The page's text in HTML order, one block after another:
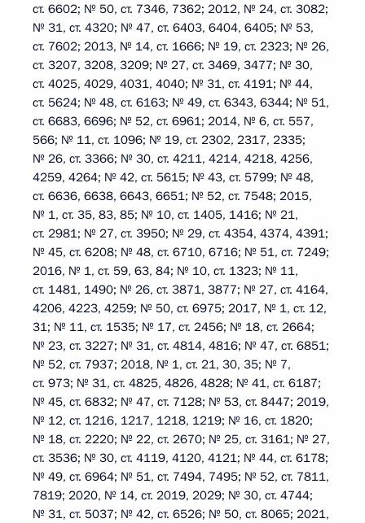
ст. 6602; № 50, ст. 7346, 7362; 2012, № 24, ст. 3082;
№ 31, ст. 4320; № 47, ст. 6403, 6404, 6405; № 53,
ст. 7602; 2013, № 14, ст. 1666; № 19, ст. 2323; № 26,
ст. 3207, 3208, 3209; № 27, ст. 3469, 3477; № 30,
ст. 4025, 4029, 4031, 4040; № 31, ст. 4191; № 44,
ст. 5624; № 48, ст. 6163; № 49, ст. 6343, 6344; № 51,
ст. 6683, 6696; № 52, ст. 6961; 2014, № 6, ст. 557,
566; № 11, ст. 1096; № 19, ст. 2302, 2317, 2335;
№ 26, ст. 3366; № 30, ст. 4211, 4214, 4218, 4256,
4259, 4264; № 42, ст. 5615; № 43, ст. 5799; № 48,
ст. 6636, 6638, 6643, 6651; № 52, ст. 7548; 2015,
№ 1, ст. 35, 83, 85; № 10, ст. 1405, 1416; № 21,
ст. 2981; № 27, ст. 3950; № 29, ст. 4354, 4374, 4391;
№ 45, ст. 6208; № 48, ст. 6710, 6716; № 51, ст. 7249;
2016, № 1, ст. 59, 63, 84; № 10, ст. 1323; № 11,
ст. 1481, 1490; № 26, ст. 3871, 3877; № 27, ст. 4164,
4206, 4223, 4259; № 50, ст. 6975; 2017, № 1, ст. 12,
31; № 11, ст. 1535; № 17, ст. 2456; № 18, ст. 2664;
№ 23, ст. 3227; № 31, ст. 4814, 4816; № 47, ст. 6851;
№ 52, ст. 7937; 2018, № 1, ст. 21, 30, 35; № 7,
ст. 973; № 31, ст. 4825, 4826, 4828; № 41, ст. 6187;
№ 45, ст. 6832; № 47, ст. 7128; № 53, ст. 8447; 2019,
№ 12, ст. 1216, 1217, 1218, 1219; № 16, ст. 1820;
№ 18, ст. 2220; № 22, ст. 2670; № 25, ст. 3161; № 27,
ст. 3536; № 30, ст. 4119, 4120, 4121; № 44, ст. 6178;
№ 49, ст. 6964; № 51, ст. 7494, 7495; № 52, ст. 7811,
7819; 2020, № 14, ст. 2019, 2029; № 30, ст. 4744;
№ 31, ст. 5037; № 42, ст. 6526; № 50, ст. 8065; 2021,